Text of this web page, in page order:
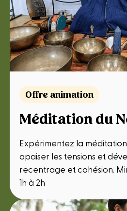
Offre animation
Méditation du
Expérimentez la
apaiser les tensions et
recentrage et cohésion.
1h à 2h